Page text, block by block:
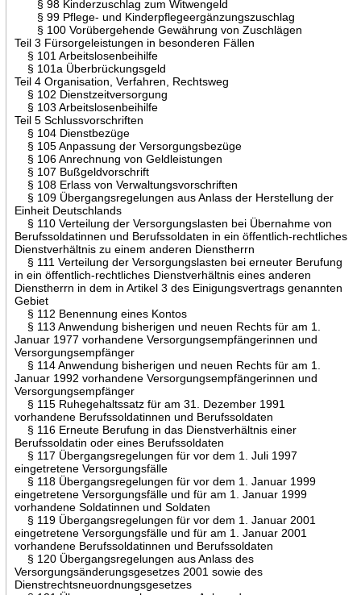
§ 98 Kinderzuschlag zum Witwengeld
§ 99 Pflege- und Kinderpflegeergänzungszuschlag
§ 100 Vorübergehende Gewährung von Zuschlägen
Teil 3 Fürsorgeleistungen in besonderen Fällen
§ 101 Arbeitslosenbeihilfe
§ 101a Überbrückungsgeld
Teil 4 Organisation, Verfahren, Rechtsweg
§ 102 Dienstzeitversorgung
§ 103 Arbeitslosenbeihilfe
Teil 5 Schlussvorschriften
§ 104 Dienstbezüge
§ 105 Anpassung der Versorgungsbezüge
§ 106 Anrechnung von Geldleistungen
§ 107 Bußgeldvorschrift
§ 108 Erlass von Verwaltungsvorschriften
§ 109 Übergangsregelungen aus Anlass der Herstellung der
Einheit Deutschlands
§ 110 Verteilung der Versorgungslasten bei Übernahme von
Berufssoldatinnen und Berufssoldaten in ein öffentlich-rechtliches
Dienstverhältnis zu einem anderen Dienstherrn
§ 111 Verteilung der Versorgungslasten bei erneuter Berufung
in ein öffentlich-rechtliches Dienstverhältnis eines anderen
Dienstherrn in dem in Artikel 3 des Einigungsvertrags genannten
Gebiet
§ 112 Benennung eines Kontos
§ 113 Anwendung bisherigen und neuen Rechts für am 1.
Januar 1977 vorhandene Versorgungsempfängerinnen und
Versorgungsempfänger
§ 114 Anwendung bisherigen und neuen Rechts für am 1.
Januar 1992 vorhandene Versorgungsempfängerinnen und
Versorgungsempfänger
§ 115 Ruhegehaltssatz für am 31. Dezember 1991
vorhandene Berufssoldatinnen und Berufssoldaten
§ 116 Erneute Berufung in das Dienstverhältnis einer
Berufssoldatin oder eines Berufssoldaten
§ 117 Übergangsregelungen für vor dem 1. Juli 1997
eingetretene Versorgungsfälle
§ 118 Übergangsregelungen für vor dem 1. Januar 1999
eingetretene Versorgungsfälle und für am 1. Januar 1999
vorhandene Soldatinnen und Soldaten
§ 119 Übergangsregelungen für vor dem 1. Januar 2001
eingetretene Versorgungsfälle und für am 1. Januar 2001
vorhandene Berufssoldatinnen und Berufssoldaten
§ 120 Übergangsregelungen aus Anlass des
Versorgungsänderungsgesetzes 2001 sowie des
Dienstrechtsneuordnungsgesetzes